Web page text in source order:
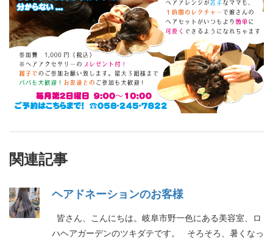
関連記事
ヘアドネーションのお客様
皆さん、こんにちは。岐阜市野一色にある美容室、ロ
ハヘアガーデンのツキダテです。 そろそろ、暑くなっ